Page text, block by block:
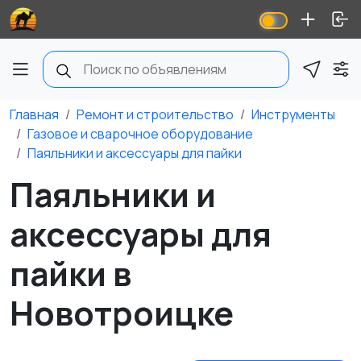
Главная Ремонт и строительство
Инструменты
Газовое и сварочное оборудование
Паяльники и аксессуары для пайки
Паяльники и
аксессуары для
пайки в
Новотроицке